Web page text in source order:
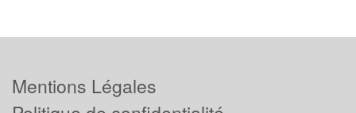
Mentions Légales